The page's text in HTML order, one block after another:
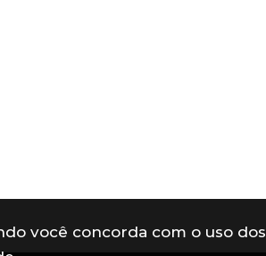
você concorda com o uso dos